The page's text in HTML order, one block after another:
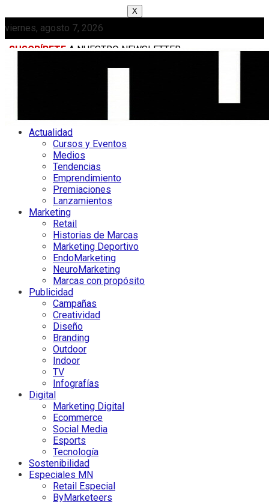
X
viernes, agosto 7, 2026
SUSCRÍBETE A NUESTRO NEWSLETTER
Actualidad
Cursos y Eventos
Medios
Tendencias
Emprendimiento
Premiaciones
Lanzamientos
Marketing
Retail
Historias de Marcas
Marketing Deportivo
EndoMarketing
NeuroMarketing
Marcas con propósito
Publicidad
Campañas
Creatividad
Diseño
Branding
Outdoor
Indoor
TV
Infografías
Digital
Marketing Digital
Ecommerce
Social Media
Esports
Tecnología
Sostenibilidad
Especiales MN
Retail Especial
ByMarketeers